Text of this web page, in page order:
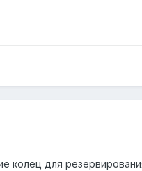
колец для